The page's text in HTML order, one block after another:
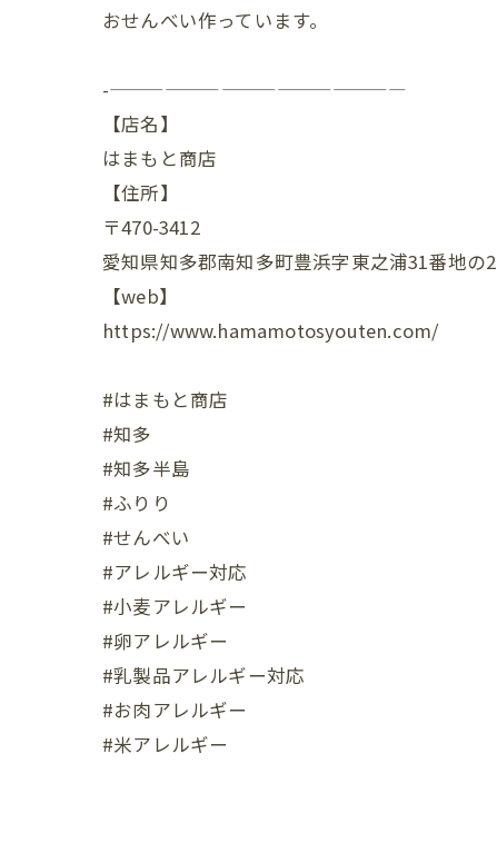
おせんべい作っています。
-————————————————
【店名】
はまもと商店
【住所】
〒470-3412
愛知県知多郡南知多町豊浜字東之浦31番地の2
【web】
https://www.hamamotosyouten.com/
#はまもと商店
#知多
#知多半島
#ふりり
#せんべい
#アレルギー対応
#小麦アレルギー
#卵アレルギー
#乳製品アレルギー対応
#お肉アレルギー
#米アレルギー